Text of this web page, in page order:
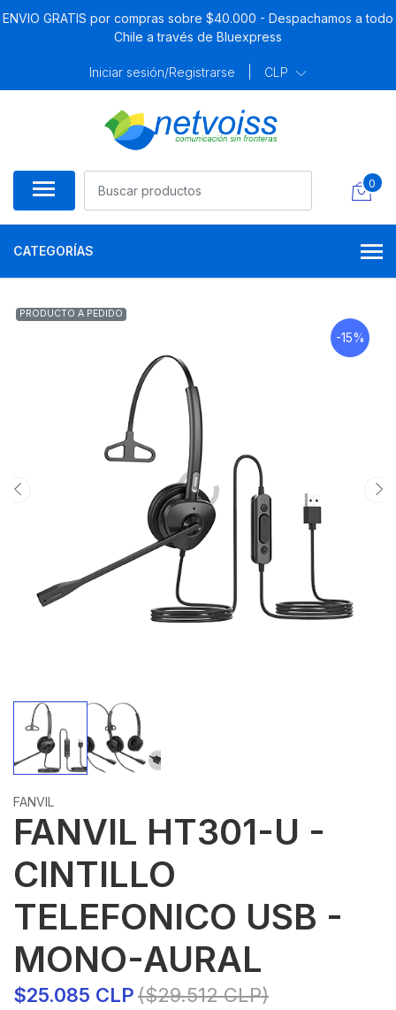
ENVIO GRATIS por compras sobre $40.000 - Despachamos a todo
Chile a través de Bluexpress
Iniciar sesión/Registrarse CLP
0
CATEGORÍAS
PRODUCTO A PEDIDO
-15%
FANVIL
FANVIL HT301-U -
CINTILLO
TELEFONICO USB -
MONO-AURAL
$25.085 CLP($29.512 CLP)